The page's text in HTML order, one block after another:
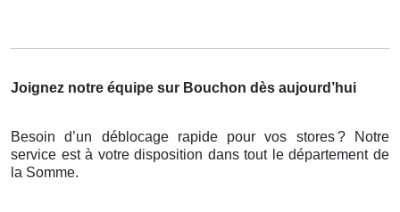
Joignez notre équipe sur Bouchon dès aujourd’hui
Besoin d’un déblocage rapide pour vos stores? Notre
service està votre disposition dans tout le département de
la Somme.